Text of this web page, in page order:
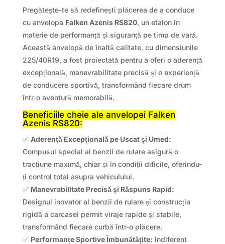
Pregătește-te să redefinești plăcerea de a conduce
cu anvelopa Falken Azenis RS820, un etalon în
materie de performanță și siguranță pe timp de vară.
Această anvelopă de înaltă calitate, cu dimensiunile
225/40R19, a fost proiectată pentru a oferi o aderență
excepțională, manevrabilitate precisă și o experiență
de conducere sportivă, transformând fiecare drum
într-o aventură memorabilă.
Beneficiile cheie ale anvelopei Falken
Azenis RS820:
✅ Aderență Excepțională pe Uscat și Umed:
Compusul special al benzii de rulare asigură o
tracțiune maximă, chiar și în condiții dificile, oferindu-
ți control total asupra vehiculului.
✅ Manevrabilitate Precisă și Răspuns Rapid:
Designul inovator al benzii de rulare și construcția
rigidă a carcasei permit viraje rapide și stabile,
transformând fiecare curbă într-o plăcere.
✅ Performanțe Sportive Îmbunătățite: Indiferent